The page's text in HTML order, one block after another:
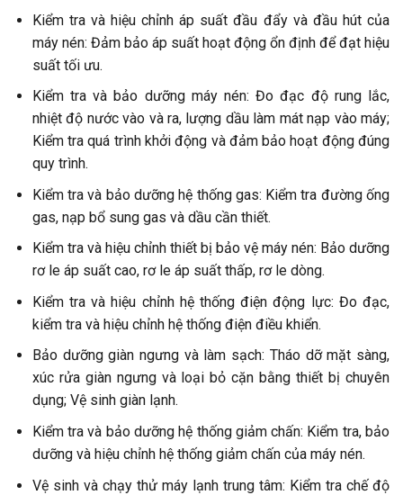
Kiểm tra và hiệu chỉnh áp suất đầu đẩy và đầu hút của
máy nén: Đảm bảo áp suất hoạt động ổn định để đạt hiệu
suất tối ưu.
Kiểm tra và bảo dưỡng máy nén: Đo đạc độ rung lắc,
nhiệt độ nước vào và ra, lượng dầu làm mát nạp vào máy;
Kiểm tra quá trình khởi động và đảm bảo hoạt động đúng
quy trình.
Kiểm tra và bảo dưỡng hệ thống gas: Kiểm tra đường ống
gas, nạp bổ sung gas và dầu cần thiết.
Kiểm tra và hiệu chỉnh thiết bị bảo vệ máy nén: Bảo dưỡng
rơ le áp suất cao, rơ le áp suất thấp, rơ le dòng.
Kiểm tra và hiệu chỉnh hệ thống điện động lực: Đo đạc,
kiểm tra và hiệu chỉnh hệ thống điện điều khiển.
Bảo dưỡng giàn ngưng và làm sạch: Tháo dỡ mặt sàng,
xúc rửa giàn ngưng và loại bỏ cặn bằng thiết bị chuyên
dụng; Vệ sinh giàn lạnh.
Kiểm tra và bảo dưỡng hệ thống giảm chấn: Kiểm tra, bảo
dưỡng và hiệu chỉnh hệ thống giảm chấn của máy nén.
Vệ sinh và chạy thử máy lạnh trung tâm: Kiểm tra chế độ